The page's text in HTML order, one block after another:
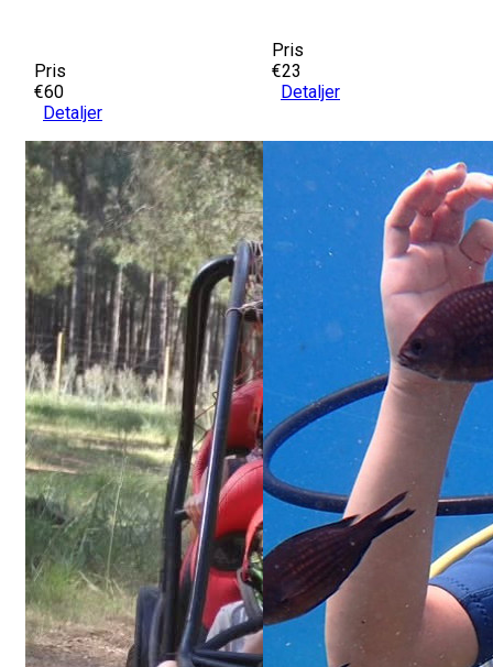
Pris
€60
Detaljer
Pris
€23
Detaljer